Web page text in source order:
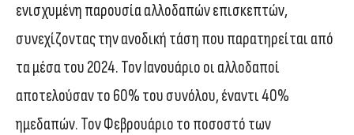
ενισχυμένη παρουσία αλλοδαπών επισκεπτών,
συνεχίζοντας την ανοδική τάση που παρατηρείται από
τα μέσα του 2024. Τον Ιανουάριο οι αλλοδαποί
αποτελούσαν το 60% του συνόλου, έναντι 40%
ημεδαπών. Τον Φεβρουάριο το ποσοστό των